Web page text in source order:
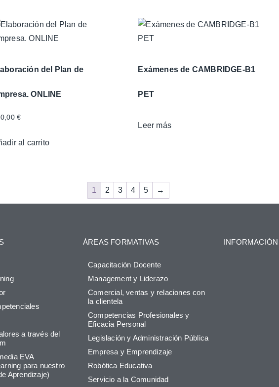
del Plan de
ONLINE
€
al carrito
Exámenes de CAMBRIDGE-B1
PET
Leer más
1 2 3 4 5 →
a través del
EVA
para nuestro
Aprendizaje)
ÁREAS FORMATIVAS
Capacitación Docente
Management y Liderazo
Comercial, ventas y relaciones con
la clientela
Competencias Profesionales y
Eficacia Personal
Legislación y Administración Pública
Empresa y Emprendizaje
Robótica Educativa
Servicio a la Comunidad